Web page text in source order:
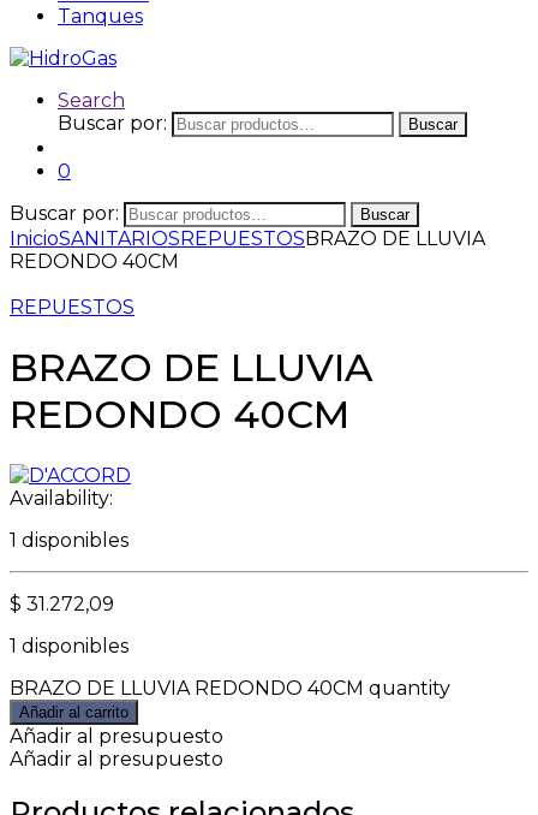
Tanques
Search
Buscar por:
Buscar
0
Buscar por:
Buscar
InicioSANITARIOSREPUESTOSBRAZO DE LLUVIA
REDONDO 40CM
REPUESTOS
BRAZO DE LLUVIA
REDONDO 40CM
Availability:
1 disponibles
$ 31.272,09
1 disponibles
BRAZO DE LLUVIA REDONDO 40CM quantity
Añadir al carrito
Añadir al presupuesto
Añadir al presupuesto